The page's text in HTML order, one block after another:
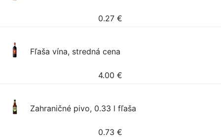
0.27 €
Fľaša vína, stredná cena
4.00 €
Zahraničné pivo, 0.33 l fľaša
0.73 €